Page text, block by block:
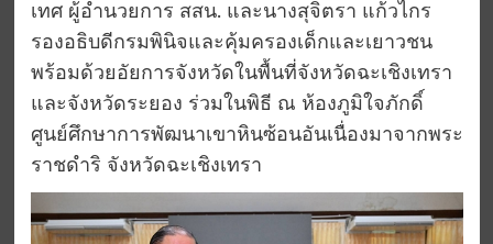
เทศ ผู้อำนวยการ สสน. และนางสุจิตรา แก้วไกร
รองอธิบดีกรมพินิจและคุ้มครองเด็กและเยาวชน
พร้อมด้วยอัยการจังหวัดในพื้นที่จังหวัดฉะเชิงเทรา
และจังหวัดระยอง ร่วมในพิธี ณ ห้องภูมิใจภักดิ์
ศูนย์ศึกษาการพัฒนาเขาหินซ้อนอันเนื่องมาจากพระ
ราชดำริ จังหวัดฉะเชิงเทรา